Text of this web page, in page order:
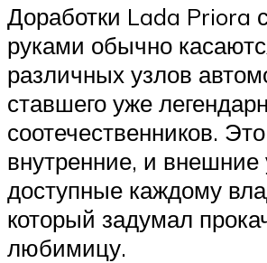
Доработки Lada Priora
руками обычно
различных узлов
ставшего уже
соотечественников.
внутренние, и
доступные каждому
который задумал
любимицу.